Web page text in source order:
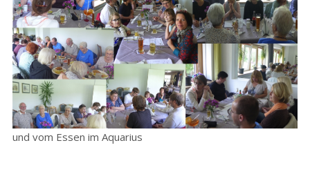
und vom Essen im Aquarius